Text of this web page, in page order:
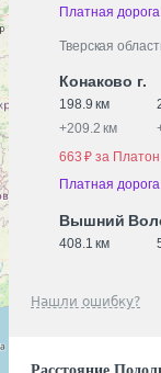
Платная дорога
Тверская
Конаково г.
198.9 км
+209.2 км
663 ₽ за Платон
Платная дорога
Вышний
408.1 км
Нашли ошибку?